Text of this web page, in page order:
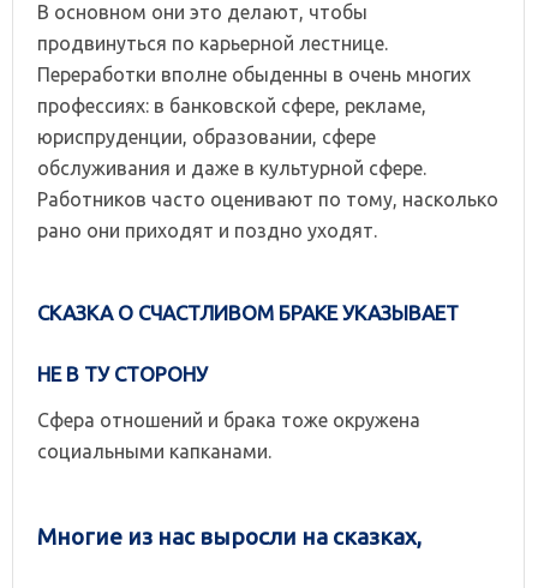
В основном они это делают, чтобы
продвинуться по карьерной лестнице.
Переработки вполне обыденны в очень многих
профессиях: в банковской сфере, рекламе,
юриспруденции, образовании, сфере
обслуживания и даже в культурной сфере.
Работников часто оценивают по тому, насколько
рано они приходят и поздно уходят.
СКАЗКА О СЧАСТЛИВОМ БРАКЕ УКАЗЫВАЕТ
НЕ В ТУ СТОРОНУ
Сфера отношений и брака тоже окружена
социальными капканами.
Многие из нас выросли на сказках,